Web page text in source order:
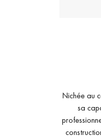
Nichée au
sa